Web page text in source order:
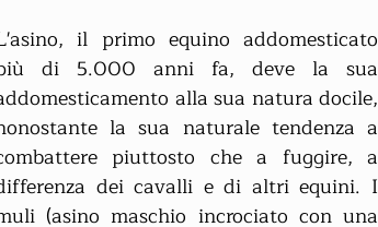
il primo equino addomesticato
di 5.000 anni fa, deve la sua
alla sua natura docile,
la sua naturale tendenza a
piuttosto che a fuggire, a
dei cavalli e di altri equini. I
(asino maschio incrociato con una